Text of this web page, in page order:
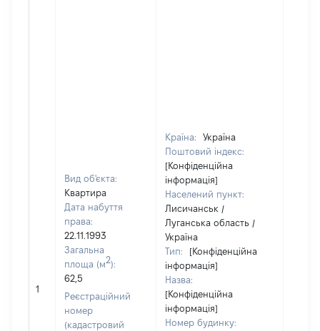
1
Вид об'єкта:
Квартира
Дата набуття
права:
22.11.1993
Загальна
площа (м2):
62,5
Реєстраційний
номер
(кадастровий
Країна:
Україна
Поштовий індекс:
[Конфіденційна
інформація]
Населений пункт:
Лисичанськ /
Луганська область /
Україна
Тип:
[Конфіденційна
інформація]
Назва:
[Конфіденційна
інформація]
Номер будинку: